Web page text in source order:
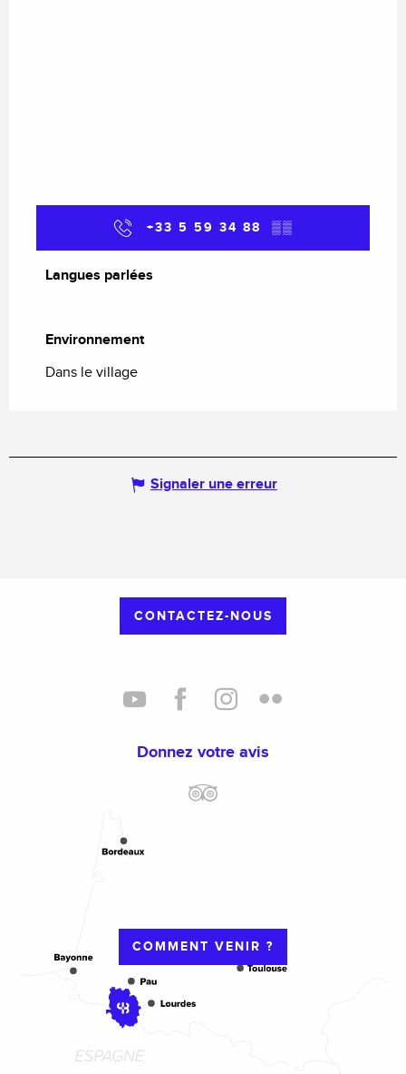
+33 5 59 34 88 ▒▒
Langues parlées
Langues parlées
Environnement
Environnement
Dans le village
Signaler une erreur
CONTACTEZ-NOUS
Donnez votre avis
COMMENT VENIR ?